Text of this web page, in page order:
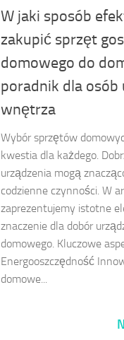
W jaki sposób
zakupić sprzęt
domowego do
poradnik dla osób
wnętrza
Wybór sprzętów
kwestia dla każdego.
urządzenia mogą
codzienne czynności. W
zaprezentujemy istotne
znaczenie dla dobór
domowego. Kluczowe
Energooszczędność
domowe...